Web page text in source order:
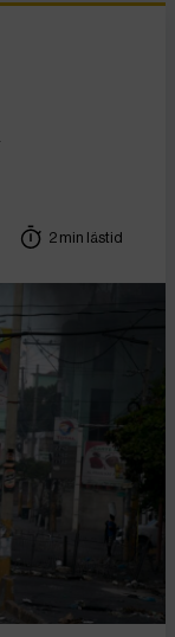
2 min lästid